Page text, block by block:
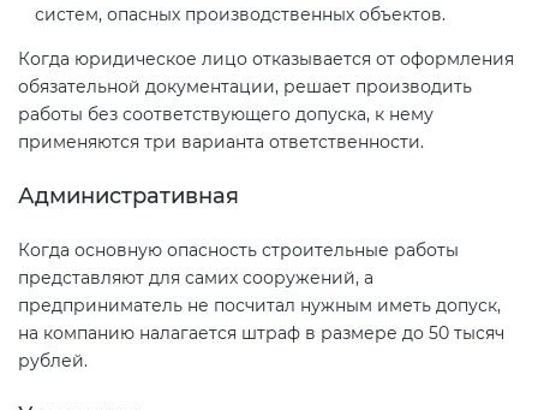
систем, опасных производственных объектов.
Когда юридическое лицо отказывается от оформления
обязательной документации, решает производить
работы без соответствующего допуска, к нему
применяются три варианта ответственности.
Административная
Когда основную опасность строительные работы
представляют для самих сооружений, а
предприниматель не посчитал нужным иметь допуск,
на компанию налагается штраф в размере до 50 тысяч
рублей.